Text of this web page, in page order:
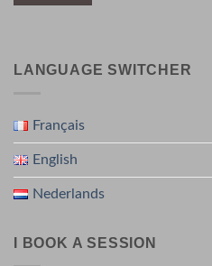
LANGUAGE SWITCHER
Français
English
Nederlands
I BOOK A SESSION